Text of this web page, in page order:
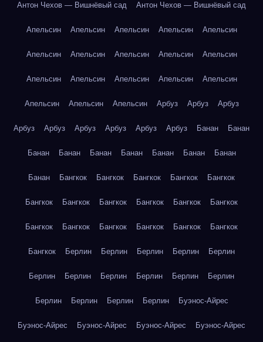
Антон Чехов — Вишнёвый сад Антон Чехов — Вишнёвый сад
Апельсин Апельсин Апельсин Апельсин Апельсин
Апельсин Апельсин Апельсин Апельсин Апельсин
Апельсин Апельсин Апельсин Апельсин Апельсин
Апельсин Апельсин Апельсин Арбуз Арбуз Арбуз
Арбуз Арбуз Арбуз Арбуз Арбуз Арбуз Банан Банан
Банан Банан Банан Банан Банан Банан Банан
Банан Бангкок Бангкок Бангкок Бангкок Бангкок
Бангкок Бангкок Бангкок Бангкок Бангкок Бангкок
Бангкок Бангкок Бангкок Бангкок Бангкок Бангкок
Бангкок Берлин Берлин Берлин Берлин Берлин
Берлин Берлин Берлин Берлин Берлин Берлин
Берлин Берлин Берлин Берлин Буэнос-Айрес
Буэнос-Айрес Буэнос-Айрес Буэнос-Айрес Буэнос-Айрес